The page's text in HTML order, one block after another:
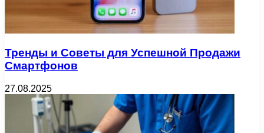
Тренды и Советы для Успешной Продажи
Смартфонов
27.08.2025